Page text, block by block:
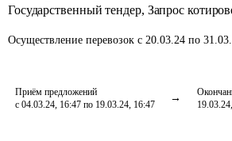
Государственный тендер, Запрос
Осуществление перевозок с 20.03.24 по
Приём предложений
с 04.03.24, 16:47 по 19.03.24, 16:47